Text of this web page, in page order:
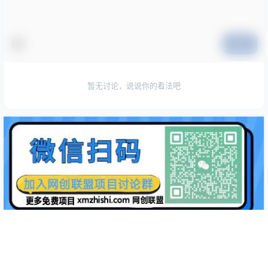
暂无讨论，说说你的看法吧